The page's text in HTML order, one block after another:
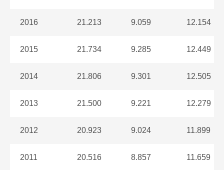
2016 21.213 9.059 12.154
2015 21.734 9.285 12.449
2014 21.806 9.301 12.505
2013 21.500 9.221 12.279
2012 20.923 9.024 11.899
2011 20.516 8.857 11.659